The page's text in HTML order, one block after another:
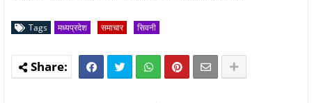
Tags मध्यप्रदेश समाचार सिवनी